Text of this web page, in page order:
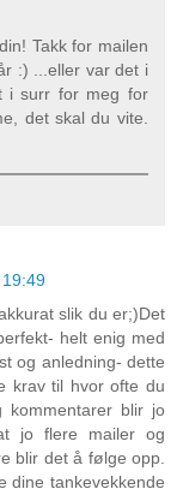
Takk for mailen
:) ...eller var det i
i surr for meg for
det skal du vite.
slik du er;)Det
helt enig med
og anledning- dette
krav til hvor ofte du
blir jo
jo flere mailer og
blir det å følge opp.
dine tankevekkende